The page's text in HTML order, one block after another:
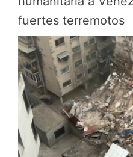
fuertes terremotos